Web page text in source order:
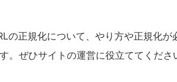
の正規化について、やり方や正規化が
。ぜひサイトの運営に役立ててくださ